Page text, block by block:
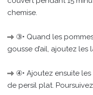
chemise.
③• Quand les
gousse d’ail, ajoutez
④• Ajoutez ensuite
de persil plat.